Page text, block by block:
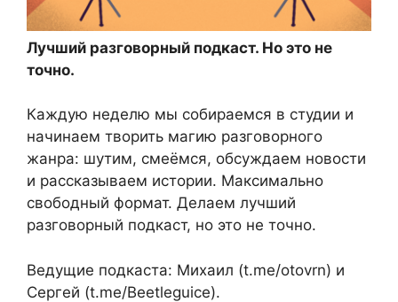
Лучший разговорный подкаст. Но это не
точно.
Каждую неделю мы собираемся в студии и
начинаем творить магию разговорного
жанра: шутим, смеёмся, обсуждаем новости
и рассказываем истории. Максимально
свободный формат. Делаем лучший
разговорный подкаст, но это не точно.
Ведущие подкаста: Михаил (t.me/otovrn) и
Сергей (t.me/Beetleguice).